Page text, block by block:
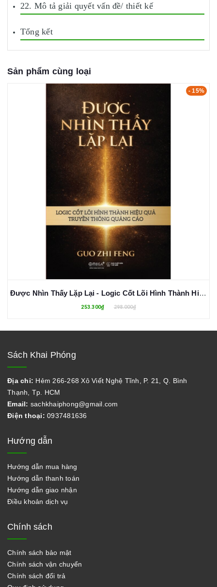
22. Mô tả giải quyết vấn đề/ thiết kế
Tổng kết
Sản phẩm cùng loại
- 15%
Được Nhìn Thấy Lặp Lại - Logic Cốt Lõi Hình Thành Hiệu Quả Truyền Thông Quảng Cáo (Bìa Cứng)
253.300₫ 298.000₫
Sách Khai Phóng
Địa chỉ: Hẻm 266-268 Xô Viết Nghệ Tĩnh, P. 21, Q. Bình
Thạnh, Tp. HCM
Email: sachkhaiphong@gmail.com
Điện thoại: 0937481636
Hướng dẫn
Hướng dẫn mua hàng
Hướng dẫn thanh toán
Hướng dẫn giao nhận
Điều khoản dịch vụ
Chính sách
Chính sách bảo mật
Chính sách vận chuyển
Chính sách đổi trả